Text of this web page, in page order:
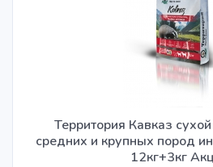
Территория Кавказ
средних и крупных пород
12кг+3кг